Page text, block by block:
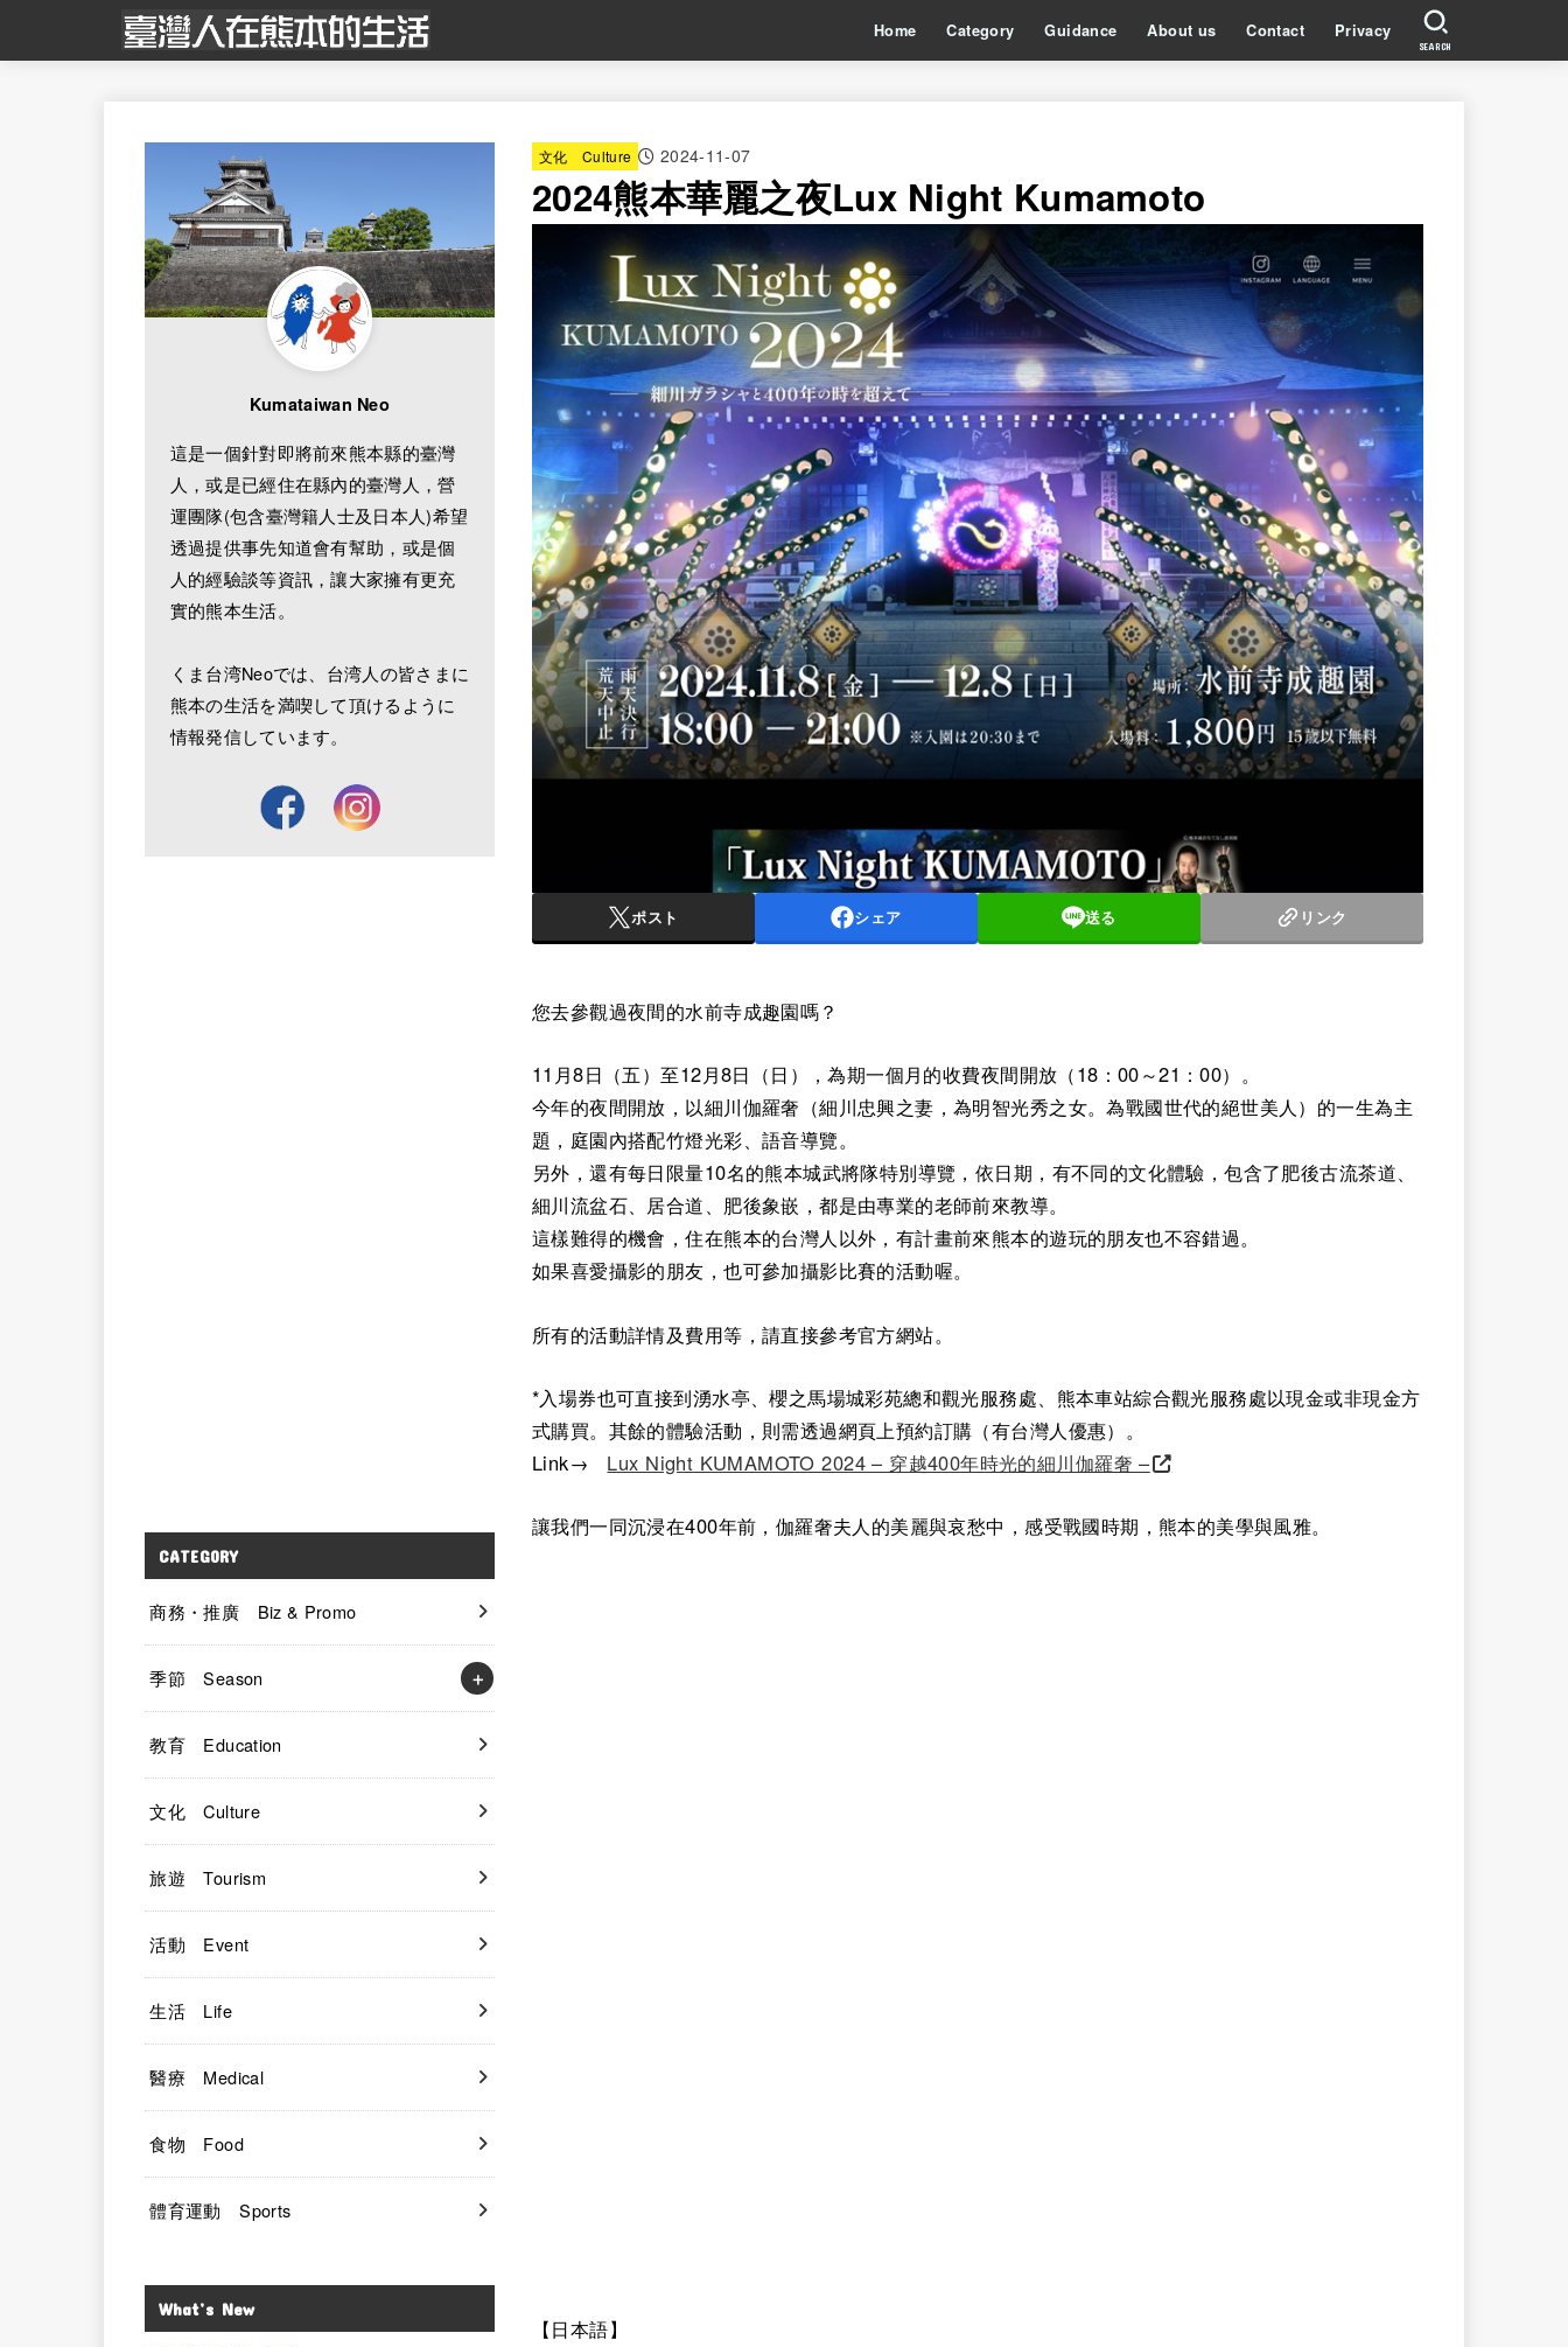
Home Category Guidance About us Contact Privacy
SEARCH
文化 Culture 2024-11-07
2024熊本華麗之夜Lux Night Kumamoto
ポスト シェア 送る リンク
您去參觀過夜間的水前寺成趣園嗎？
11月8日（五）至12月8日（日），為期一個月的收費夜間開放（18：00～21：00）。
今年的夜間開放，以細川伽羅奢（細川忠興之妻，為明智光秀之女。為戰國世代的絕世美人）的一生為主
題，庭園內搭配竹燈光彩、語音導覽。
另外，還有每日限量10名的熊本城武將隊特別導覽，依日期，有不同的文化體驗，包含了肥後古流茶道、
細川流盆石、居合道、肥後象嵌，都是由專業的老師前來教導。
這樣難得的機會，住在熊本的台灣人以外，有計畫前來熊本的遊玩的朋友也不容錯過。
如果喜愛攝影的朋友，也可參加攝影比賽的活動喔。
所有的活動詳情及費用等，請直接參考官方網站。
*入場券也可直接到湧水亭、櫻之馬場城彩苑總和觀光服務處、熊本車站綜合觀光服務處以現金或非現金方
式購買。其餘的體驗活動，則需透過網頁上預約訂購（有台灣人優惠）。
Link→ Lux Night KUMAMOTO 2024 – 穿越400年時光的細川伽羅奢 –
讓我們一同沉浸在400年前，伽羅奢夫人的美麗與哀愁中，感受戰國時期，熊本的美學與風雅。
【日本語】
Kumataiwan Neo
這是一個針對即將前來熊本縣的臺灣
人，或是已經住在縣內的臺灣人，營
運團隊(包含臺灣籍人士及日本人)希望
透過提供事先知道會有幫助，或是個
人的經驗談等資訊，讓大家擁有更充
實的熊本生活。
くま台湾Neoでは、台湾人の皆さまに
熊本の生活を満喫して頂けるように
情報発信しています。
CATEGORY
商務・推廣 Biz & Promo
季節 Season
教育 Education
文化 Culture
旅遊 Tourism
活動 Event
生活 Life
醫療 Medical
食物 Food
體育運動 Sports
What’s New